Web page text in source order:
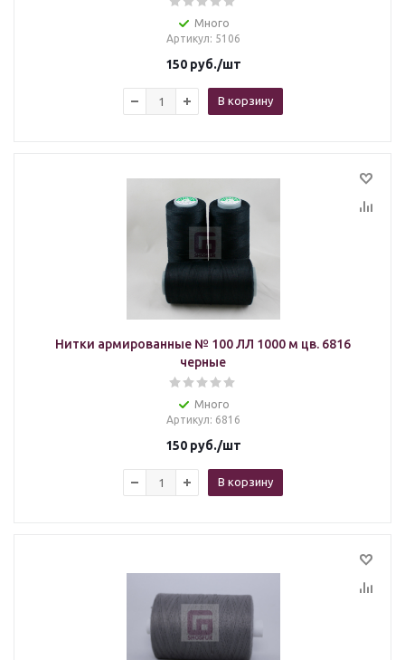
Много
Артикул: 5106
150руб./шт
В корзину
Нитки армированные № 100 ЛЛ 1000 м цв. 6816
черные
Много
Артикул: 6816
150руб./шт
В корзину